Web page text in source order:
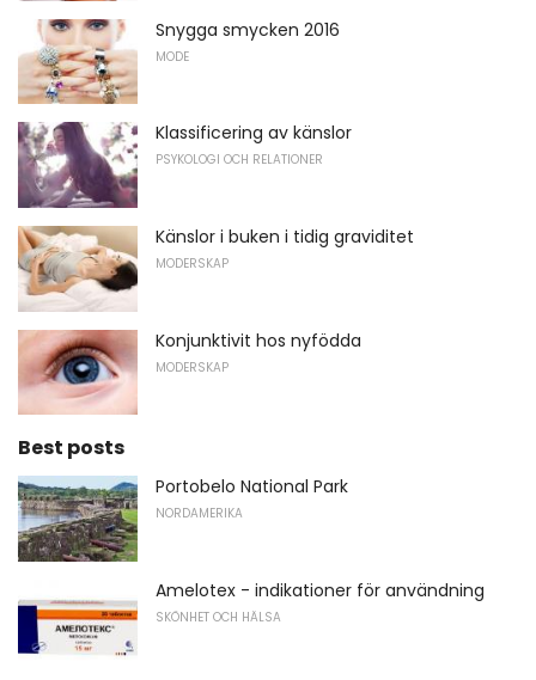
Snygga smycken 2016
MODE
Klassificering av känslor
PSYKOLOGI OCH RELATIONER
Känslor i buken i tidig graviditet
MODERSKAP
Konjunktivit hos nyfödda
MODERSKAP
Best posts
Portobelo National Park
NORDAMERIKA
Amelotex - indikationer för användning
SKÖNHET OCH HÄLSA